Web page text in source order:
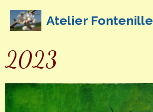
Atelier Fontenille
2023